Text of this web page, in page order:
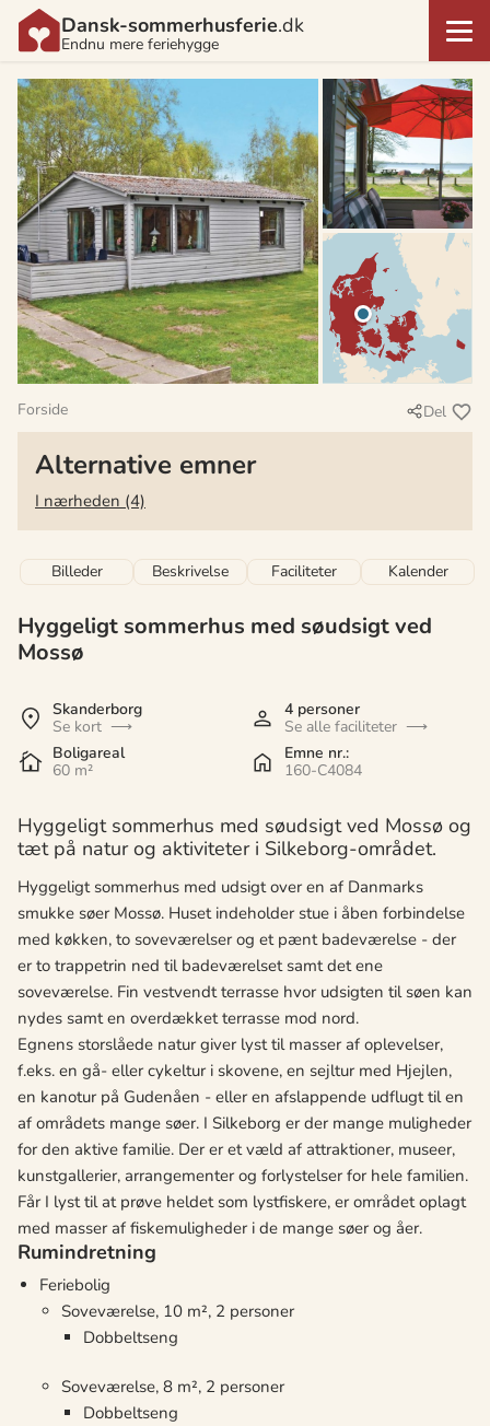
Dansk-sommerhusferie.dk
Endnu mere feriehygge
Forside Del
Alternative emner
I nærheden (4)
Billeder Beskrivelse Faciliteter Kalender
Hyggeligt sommerhus med søudsigt ved
Mossø
Skanderborg
Se kort
4 personer
Se alle faciliteter
Boligareal
60 m²
Emne nr.:
160-C4084
Hyggeligt sommerhus med søudsigt ved Mossø og
tæt på natur og aktiviteter i Silkeborg-området.
Hyggeligt sommerhus med udsigt over en af Danmarks
smukke søer Mossø. Huset indeholder stue i åben forbindelse
med køkken, to soveværelser og et pænt badeværelse - der
er to trappetrin ned til badeværelset samt det ene
soveværelse. Fin vestvendt terrasse hvor udsigten til søen kan
nydes samt en overdækket terrasse mod nord.
Egnens storslåede natur giver lyst til masser af oplevelser,
f.eks. en gå- eller cykeltur i skovene, en sejltur med Hjejlen,
en kanotur på Gudenåen - eller en afslappende udflugt til en
af områdets mange søer. I Silkeborg er der mange muligheder
for den aktive familie. Der er et væld af attraktioner, museer,
kunstgallerier, arrangementer og forlystelser for hele familien.
Får I lyst til at prøve heldet som lystfiskere, er området oplagt
med masser af fiskemuligheder i de mange søer og åer.
Rumindretning
Feriebolig
Soveværelse, 10 m², 2 personer
Dobbeltseng
Soveværelse, 8 m², 2 personer
Dobbeltseng